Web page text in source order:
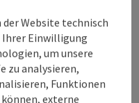
Wald liegt
empfängt Sie mit
Baumkronen.
Wald erstreckt
ist gut beschildert
Website technisch
Ihrer Einwilligung
um unsere
zu analysieren,
Funktionen
externe